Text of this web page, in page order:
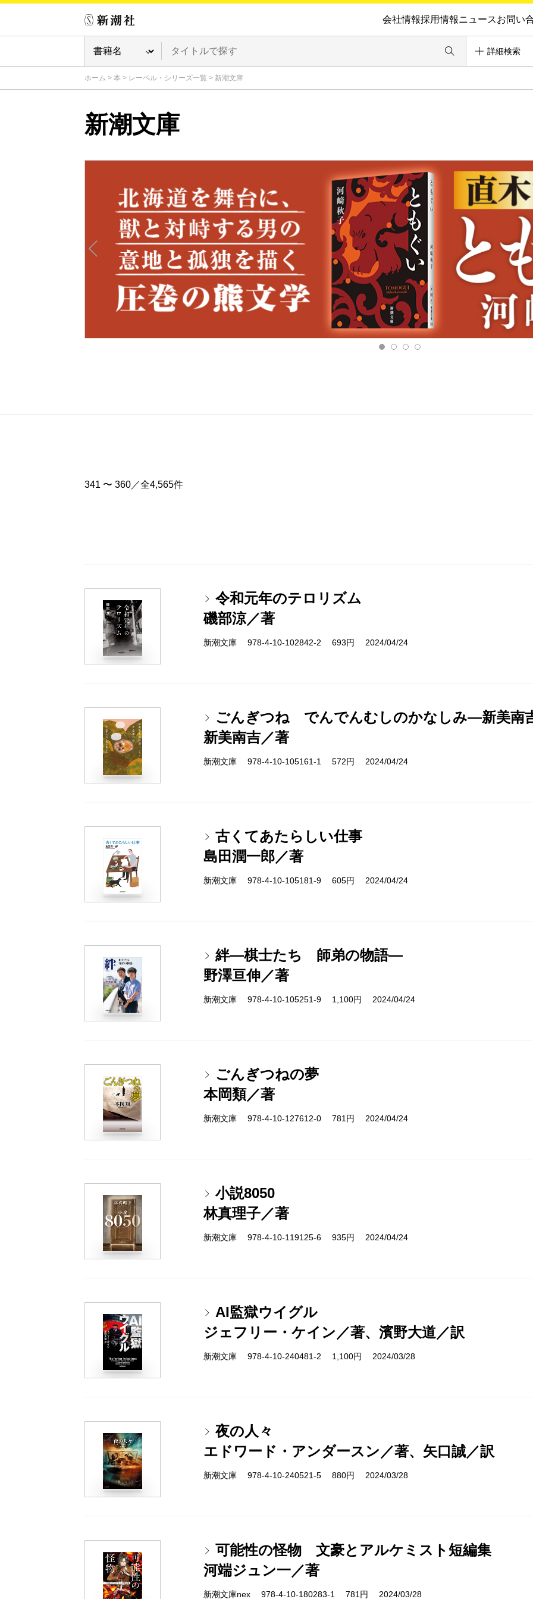
会社情報採用情報ニュースお問い
詳細検索
ホーム > 本 > レーベル・シリーズ一覧 > 新潮文庫
新潮文庫
341 〜 360／全4,565件
令和元年のテロリズム
磯部涼／著
新潮文庫 978-4-10-102842-2 693円 2024/04/24
ごんぎつね でんでんむしのかなしみ―新美南
新美南吉／著
新潮文庫 978-4-10-105161-1 572円 2024/04/24
古くてあたらしい仕事
島田潤一郎／著
新潮文庫 978-4-10-105181-9 605円 2024/04/24
絆―棋士たち 師弟の物語―
野澤亘伸／著
新潮文庫 978-4-10-105251-9 1,100円 2024/04/24
ごんぎつねの夢
本岡類／著
新潮文庫 978-4-10-127612-0 781円 2024/04/24
小説8050
林真理子／著
新潮文庫 978-4-10-119125-6 935円 2024/04/24
AI監獄ウイグル
ジェフリー・ケイン／著、濱野大道／訳
新潮文庫 978-4-10-240481-2 1,100円 2024/03/28
夜の人々
エドワード・アンダースン／著、矢口誠／訳
新潮文庫 978-4-10-240521-5 880円 2024/03/28
可能性の怪物 文豪とアルケミスト短編集
河端ジュン一／著
新潮文庫nex 978-4-10-180283-1 781円 2024/03/28